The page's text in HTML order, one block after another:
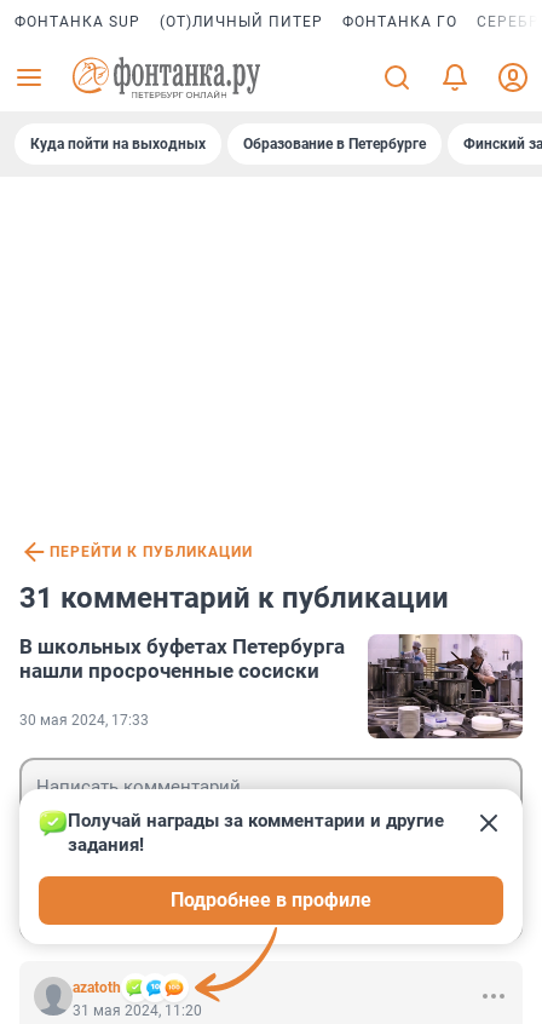
ФОНТАНКА SUP (ОТ)ЛИЧНЫЙ ПИТЕР ФОНТАНКА ГО
Куда пойти на выходных Образование в Петербурге Финский
ПЕРЕЙТИ К ПУБЛИКАЦИИ
31 комментарий к публикации
В школьных буфетах Петербурга
нашли просроченные сосиски
30 мая 2024, 17:33
azatoth
Получай награды за комментарии и другие
задания!
Подробнее в профиле
31 мая 2024, 11:20